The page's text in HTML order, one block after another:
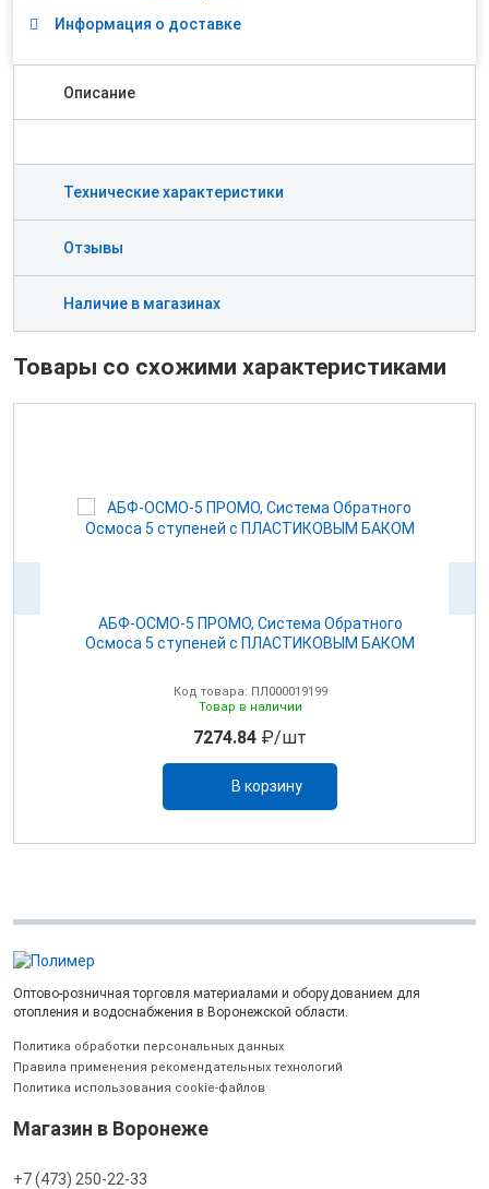
Информация о доставке
Описание
Технические характеристики
Отзывы
Наличие в магазинах
Товары со схожими характеристиками
АБФ-ОСМО-5 ПРОМО, Система Обратного
Осмоса 5 ступеней с ПЛАСТИКОВЫМ БАКОМ
Код товара: ПЛ000019199
Товар в наличии
7274.84 ₽/шт
В корзину
Оптово-розничная торговля материалами и оборудованием для
отопления и водоснабжения в Воронежской области.
Политика обработки персональных данных
Правила применения рекомендательных технологий
Политика использования cookie-файлов
Магазин в Воронеже
+7 (473) 250-22-33